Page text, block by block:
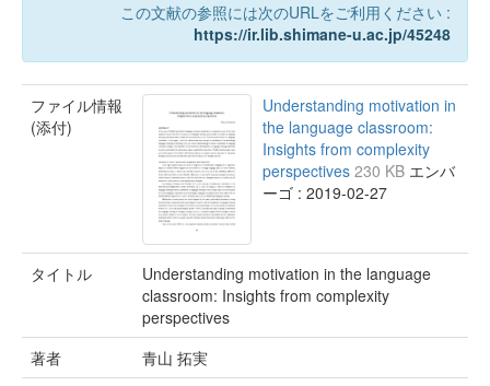
この文献の参照には次のURLをご利用ください :
https://ir.lib.shimane-u.ac.jp/45248
ファイル情報
(添付)
Understanding motivation in
the language classroom:
Insights from complexity
perspectives 230 KB エンバ
ーゴ : 2019-02-27
タイトル
Understanding motivation in the language
classroom: Insights from complexity
perspectives
著者
青山 拓実